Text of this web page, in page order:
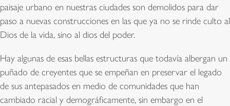
paisaje urbano en nuestras ciudades son demolidos para dar
paso a nuevas construcciones en las que ya no se rinde culto al
Dios de la vida, sino al dios del poder.
Hay algunas de esas bellas estructuras que todavía albergan un
puñado de creyentes que se empeñan en preservar el legado
de sus antepasados en medio de comunidades que han
cambiado racial y demográficamente, sin embargo en el